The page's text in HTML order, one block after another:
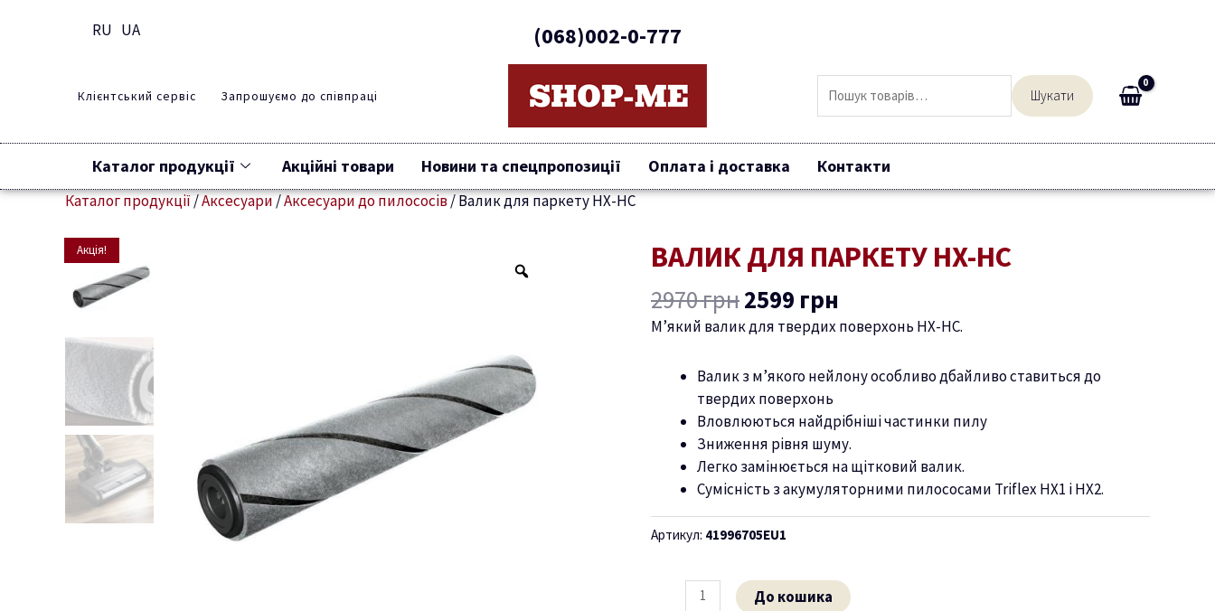
RU UA (068)002-0-777
Клієнтський сервіс Запрошуємо до співпраці Шукати
Каталог продукції Акційні товари Новини та спецпропозиції Оплата і доставка Контакти
Каталог продукції/Аксесуари/Аксесуари до пилососів/Валик для паркету HX-HC
Акція! ВАЛИК ДЛЯ ПАРКЕТУ HX-HC
2970грн
Оригінальна
ціна:
2970 грн.
2599 грн
Поточна
ціна:
М’який валик для твердих поверхонь HX-HC.
Валик з м’якого нейлону особливо дбайливо ставиться до
твердих поверхонь
Вловлюються найдрібніші частинки пилу
Зниження рівня шуму.
Легко замінюється на щітковий валик.
Сумісність з акумуляторними пилососами Triflex HX1 і HX2.
Артикул: 41996705EU1
Валик
для
паркету
HX-
До кошика